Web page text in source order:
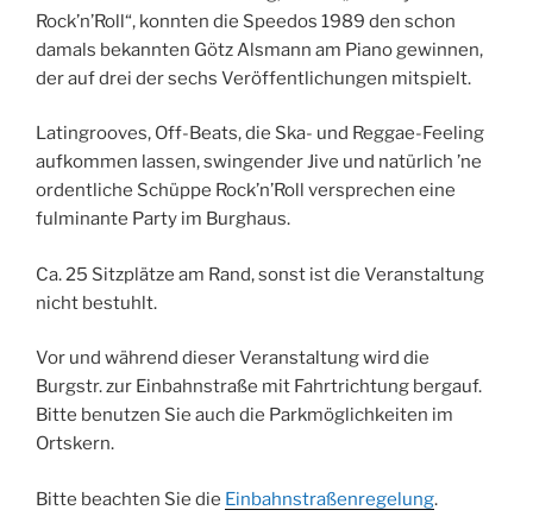
Rock’n’Roll“, konnten die Speedos 1989 den schon
damals bekannten Götz Alsmann am Piano gewinnen,
der auf drei der sechs Veröffentlichungen mitspielt.
Latingrooves, Off-Beats, die Ska- und Reggae-Feeling
aufkommen lassen, swingender Jive und natürlich ’ne
ordentliche Schüppe Rock’n’Roll versprechen eine
fulminante Party im Burghaus.
Ca. 25 Sitzplätze am Rand, sonst ist die Veranstaltung
nicht bestuhlt.
Vor und während dieser Veranstaltung wird die
Burgstr. zur Einbahnstraße mit Fahrtrichtung bergauf.
Bitte benutzen Sie auch die Parkmöglichkeiten im
Ortskern.
Bitte beachten Sie die Einbahnstraßenregelung.